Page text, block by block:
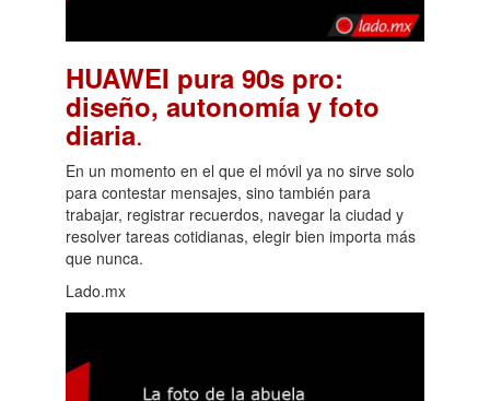
HUAWEI pura 90s pro:
diseño, autonomía y foto
diaria.
En un momento en el que el móvil ya no sirve solo
para contestar mensajes, sino también para
trabajar, registrar recuerdos, navegar la ciudad y
resolver tareas cotidianas, elegir bien importa más
que nunca.
Lado.mx